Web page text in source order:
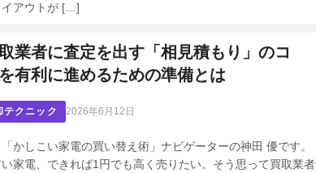
イアウトが […]
業者に査定を出す「相見積もり」のコ
有利に進めるための準備とは
テクニック 2026年6月12日
かしこい家電の買い替え術」ナビゲーターの神田 優です。
家電、できれば1円でも高く売りたい。そう思って買取業者